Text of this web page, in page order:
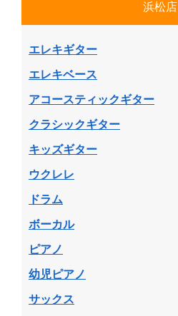
浜松店
エレキギター
エレキベース
アコースティックギター
クラシックギター
キッズギター
ウクレレ
ドラム
ボーカル
ピアノ
幼児ピアノ
サックス